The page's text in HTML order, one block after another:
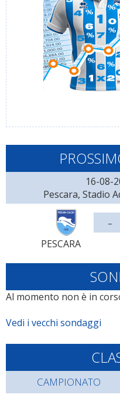
16-08-
Pescara, Stadio
PESCARA
-
Al momento non è in
Vedi i vecchi sondaggi
CAMPIONATO